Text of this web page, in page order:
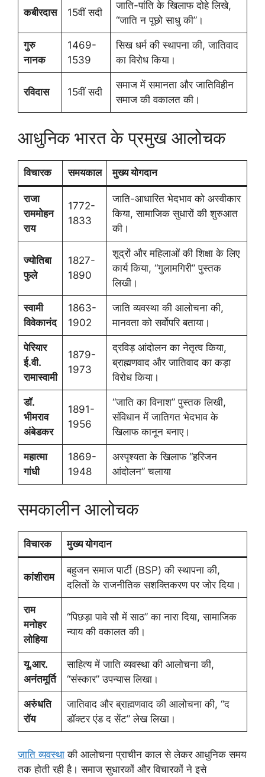
कबीरदास 15वीं सदी
जाति-पांति के खिलाफ दोहे लिखे,
“जाति न पूछो साधु की”।
गुरु
नानक
1469-
1539
सिख धर्म की स्थापना की, जातिवाद
का विरोध किया।
रविदास 15वीं सदी
समाज में समानता और जातिविहीन
समाज की वकालत की।
आधुनिक भारत के प्रमुख आलोचक
विचारक समयकाल मुख्य योगदान
राजा
राममोहन
राय
1772-
1833
जाति-आधारित भेदभाव को अस्वीकार
किया, सामाजिक सुधारों की शुरुआत
की।
ज्योतिबा
फुले
1827-
1890
शूद्रों और महिलाओं की शिक्षा के लिए
कार्य किया, “गुलामगिरी” पुस्तक
लिखी।
स्वामी
विवेकानंद
1863-
1902
जाति व्यवस्था की आलोचना की,
मानवता को सर्वोपरि बताया।
पेरियार
ई.वी.
रामास्वामी
1879-
1973
द्रविड़ आंदोलन का नेतृत्व किया,
ब्राह्मणवाद और जातिवाद का कड़ा
विरोध किया।
डॉ.
भीमराव
अंबेडकर
1891-
1956
“जाति का विनाश” पुस्तक लिखी,
संविधान में जातिगत भेदभाव के
खिलाफ कानून बनाए।
महात्मा
गांधी
1869-
1948
अस्पृश्यता के खिलाफ “हरिजन
आंदोलन” चलाया
समकालीन आलोचक
विचारक मुख्य योगदान
कांशीराम
बहुजन समाज पार्टी (BSP) की स्थापना की,
दलितों के राजनीतिक सशक्तिकरण पर जोर दिया।
राम
मनोहर
लोहिया
“पिछड़ा पावे सौ में साठ” का नारा दिया, सामाजिक
न्याय की वकालत की।
यू.आर.
अनंतमूर्ति
साहित्य में जाति व्यवस्था की आलोचना की,
“संस्कार” उपन्यास लिखा।
अरुंधति
रॉय
जातिवाद और ब्राह्मणवाद की आलोचना की, “द
डॉक्टर एंड द सेंट” लेख लिखा।
जाति व्यवस्था की आलोचना प्राचीन काल से लेकर आधुनिक समय
तक होती रही है। समाज सुधारकों और विचारकों ने इसे